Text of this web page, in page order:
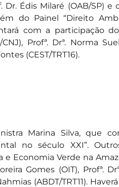
Dr. Édis Milaré (OAB/SP) e
do Painel “Direito
com a participação
Profª. Drª. Norma
(CEST/TRT16).
Marina Silva, que
no século XXI”.
e Economia Verde na
Gomes (OIT), Profª.
(ABDT/TRT11).